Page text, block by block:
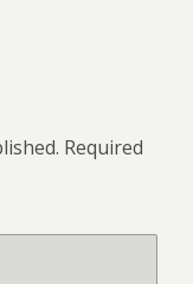
Required